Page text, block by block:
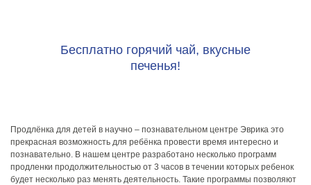
Бесплатно горячий чай, вкусные
печенья!
Продлёнка для детей в научно – познавательном центре Эврика это
прекрасная возможность для ребёнка провести время интересно и
познавательно. В нашем центре разработано несколько программ
продленки продолжительностью от 3 часов в течении которых ребенок
будет несколько раз менять деятельность. Такие программы позволяют